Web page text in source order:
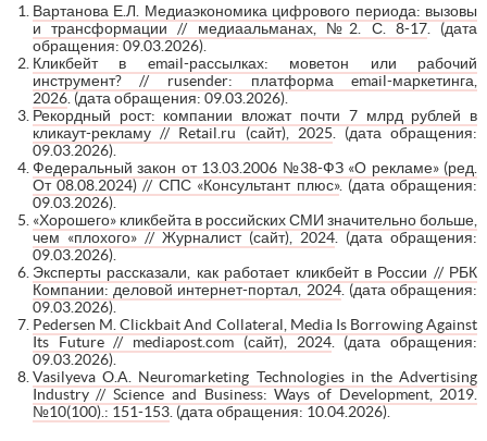
Вартанова Е.Л. Медиаэкономика цифрового периода: вызовы
и трансформации // медиаальманах, №2. С. 8-17. (дата
обращения: 09.03.2026).
Кликбейт в email-рассылках: моветон или рабочий
инструмент? // rusender: платформа email-маркетинга,
2026. (дата обращения: 09.03.2026).
Рекордный рост: компании вложат почти 7 млрд рублей в
кликаут-рекламу // Retail.ru (сайт), 2025 . (дата обращения:
09.03.2026).
Федеральный закон от 13.03.2006 №38-ФЗ «О рекламе» (ред.
От 08.08.2024) // СПС «Консультант плюс». (дата обращения:
09.03.2026).
«Хорошего» кликбейта в российских СМИ значительно больше,
чем «плохого» // Журналист (сайт), 2024 . (дата обращения:
09.03.2026).
Эксперты рассказали, как работает кликбейт в России // РБК
Компании: деловой интернет-портал, 2024. (дата обращения:
09.03.2026).
Pedersen M. Clickbait And Collateral, Media Is Borrowing Against
Its Future // mediapost.com (сайт), 2024. (дата обращения:
09.03.2026).
Vasilyeva O.A. Neuromarketing Technologies in the Advertising
Industry // Science and Business: Ways of Development, 2019.
№10(100).: 151-153. (дата обращения: 10.04.2026).